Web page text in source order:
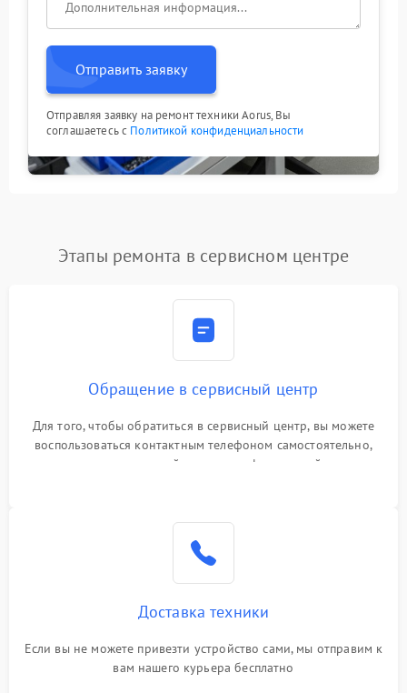
Отправить заявку
Отправляя заявку на ремонт техники Aorus, Вы
соглашаетесь с Политикой конфиденциальности
Этапы ремонта в сервисном центре
Обращение в сервисный центр
Для того, чтобы обратиться в сервисный центр, вы можете
воспользоваться контактным телефоном самостоятельно,
или оставить свой номер телефона на сайте
Доставка техники
Если вы не можете привезти устройство сами, мы отправим к
вам нашего курьера бесплатно